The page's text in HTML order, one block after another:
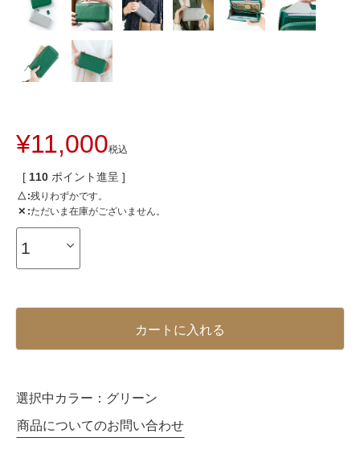
¥11,000税込
[ 110 ポイント進呈 ]
△ 残りわずかです。
✕ ただいま在庫がございません。
カートに入れる
選択中カラー： グリーン
商品についてのお問い合わせ